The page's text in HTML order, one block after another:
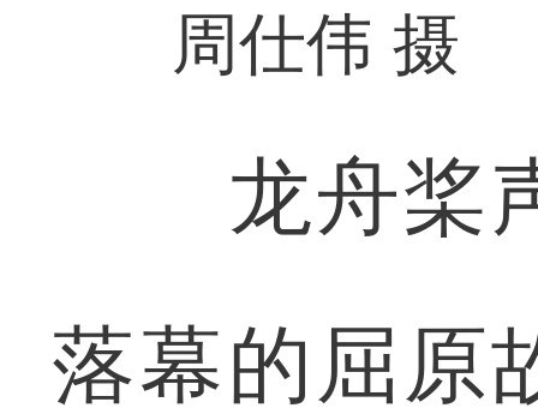
周仕伟 摄
龙舟桨声
落幕的屈原